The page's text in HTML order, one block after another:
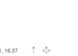
16:37